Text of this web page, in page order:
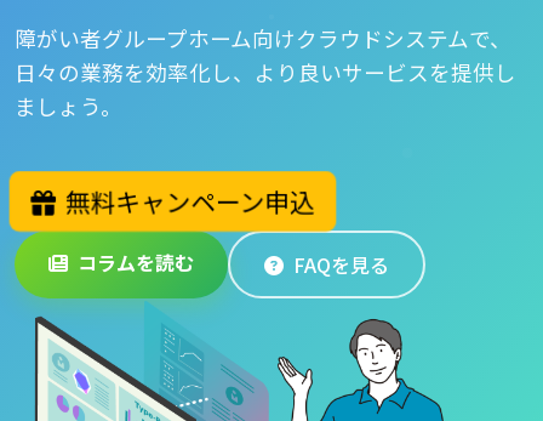
障がい者グループホーム向けクラウドシステムで、
日々の業務を効率化し、より良いサービスを提供し
ましょう。
無料キャンペーン申込
コラムを読む FAQを見る